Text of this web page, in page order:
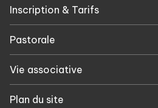
Inscription & Tarifs
Pastorale
Vie associative
Plan du site